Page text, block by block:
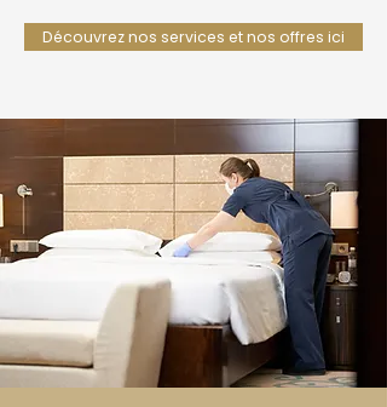
Découvrez nos services et nos offres ici